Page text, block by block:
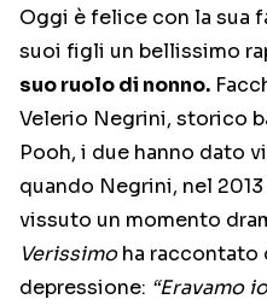
Oggi è felice con la sua
suoi figli un bellissimo
suo ruolo di nonno.
Velerio Negrini, storico
Pooh, i due hanno dato
quando Negrini, nel
vissuto un momento
Verissimoha raccontato
depressione: “Eravamo